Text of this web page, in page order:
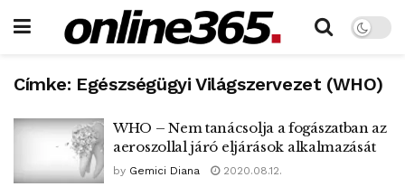
Címke: Egészségügyi Világszervezet (WHO)
WHO – Nem tanácsolja a fogászatban az
aeroszollal járó eljárások alkalmazását
by Gemici Diana 2020.08.12.